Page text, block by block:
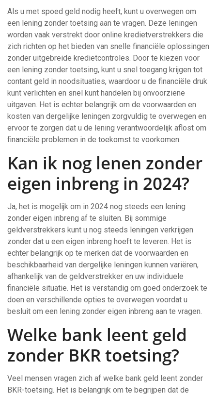
Als u met spoed geld nodig heeft, kunt u overwegen om
een lening zonder toetsing aan te vragen. Deze leningen
worden vaak verstrekt door online kredietverstrekkers die
zich richten op het bieden van snelle financiële oplossingen
zonder uitgebreide kredietcontroles. Door te kiezen voor
een lening zonder toetsing, kunt u snel toegang krijgen tot
contant geld in noodsituaties, waardoor u de financiële druk
kunt verlichten en snel kunt handelen bij onvoorziene
uitgaven. Het is echter belangrijk om de voorwaarden en
kosten van dergelijke leningen zorgvuldig te overwegen en
ervoor te zorgen dat u de lening verantwoordelijk aflost om
financiële problemen in de toekomst te voorkomen.
Kan ik nog lenen zonder
eigen inbreng in 2024?
Ja, het is mogelijk om in 2024 nog steeds een lening
zonder eigen inbreng af te sluiten. Bij sommige
geldverstrekkers kunt u nog steeds leningen verkrijgen
zonder dat u een eigen inbreng hoeft te leveren. Het is
echter belangrijk op te merken dat de voorwaarden en
beschikbaarheid van dergelijke leningen kunnen variëren,
afhankelijk van de geldverstrekker en uw individuele
financiële situatie. Het is verstandig om goed onderzoek te
doen en verschillende opties te overwegen voordat u
besluit om een lening zonder eigen inbreng aan te vragen.
Welke bank leent geld
zonder BKR toetsing?
Veel mensen vragen zich af welke bank geld leent zonder
BKR-toetsing. Het is belangrijk om te begrijpen dat de